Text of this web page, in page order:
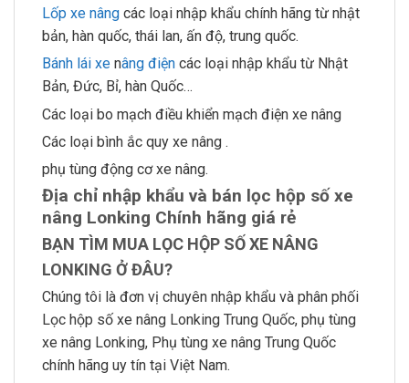
Lốp xe nâng các loại nhập khẩu chính hãng từ nhật
bản, hàn quốc, thái lan, ấn độ, trung quốc.
Bánh lái xe nâng điện các loại nhập khẩu từ Nhật
Bản, Đức, Bỉ, hàn Quốc…
Các loại bo mạch điều khiển mạch điện xe nâng
Các loại bình ắc quy xe nâng .
phụ tùng động cơ xe nâng.
Địa chỉ nhập khẩu và bán lọc hộp số xe
nâng Lonking Chính hãng giá rẻ
BẠN TÌM MUA LỌC HỘP SỐ XE NÂNG
LONKING Ở ĐÂU?
Chúng tôi là đơn vị chuyên nhập khẩu và phân phối
Lọc hộp số xe nâng Lonking Trung Quốc, phụ tùng
xe nâng Lonking, Phụ tùng xe nâng Trung Quốc
chính hãng uy tín tại Việt Nam.